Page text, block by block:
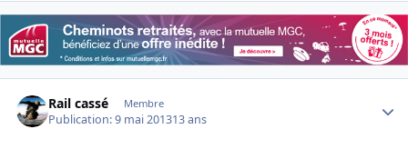
Rail cassé Membre
Publication:9 mai 201313 ans